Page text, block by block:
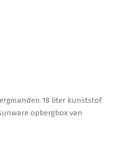
18 liter kunststof
opbergbox van